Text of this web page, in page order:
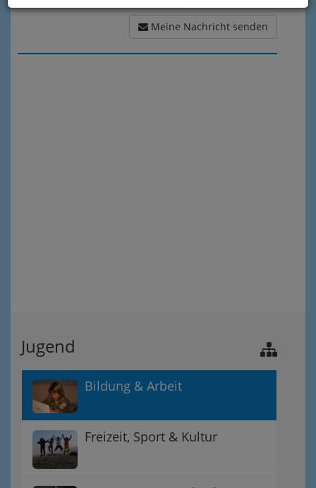
Meine Nachricht senden
Jugend
Bildung & Arbeit
Freizeit, Sport & Kultur